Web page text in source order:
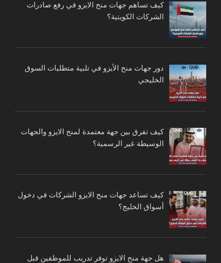
كيف تساهم جهات منح الايزو في رفع صادرات
الشركات الكويتية؟
دور جهات منح الأيزو في تلبية متطلبات السوق
الخليجي
كيف تفرق بين جهة معتمدة لمنح الايزو والجهات
الوسيطة غير الرسمية؟
كيف تساعد جهات منح الايزو الشركات في دخول
أسواق الخليج؟
هل جهة منح الايزو توفر تدريب للموظفين قبل